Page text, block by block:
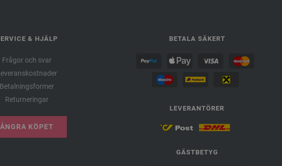
& HJÄLP
Frågor och svar
Betalningsformer
Returneringar
ÅNGRA KÖPET
BETALA SÄKERT
LEVERANTÖRER
GÄSTBETYG